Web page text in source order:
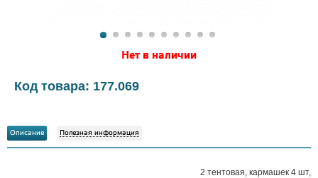
Нет в наличии
Код товара: 177.069
Описание Полезная информация
2 тентовая, кармашек 4 шт,